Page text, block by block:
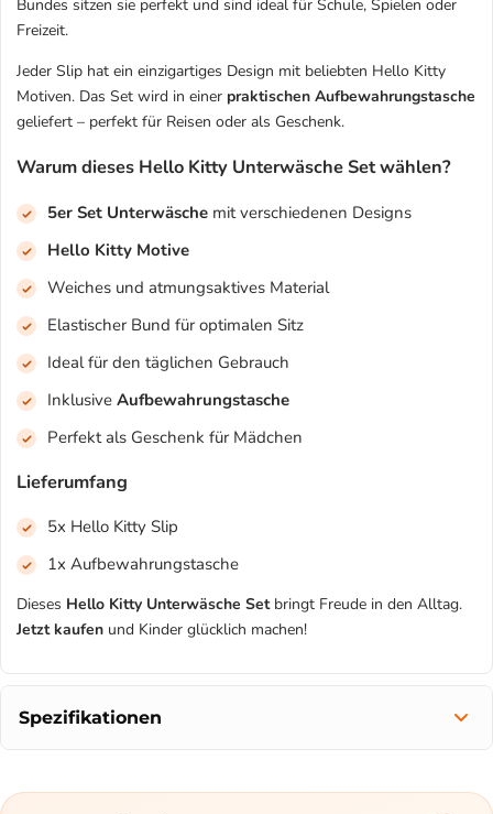
Bundes sitzen sie perfekt und sind ideal für Schule, Spielen oder
Freizeit.
Jeder Slip hat ein einzigartiges Design mit beliebten Hello Kitty
Motiven. Das Set wird in einer praktischen Aufbewahrungstasche
geliefert – perfekt für Reisen oder als Geschenk.
Warum dieses Hello Kitty Unterwäsche Set wählen?
5er Set Unterwäsche mit verschiedenen Designs
Hello Kitty Motive
Weiches und atmungsaktives Material
Elastischer Bund für optimalen Sitz
Ideal für den täglichen Gebrauch
Inklusive Aufbewahrungstasche
Perfekt als Geschenk für Mädchen
Lieferumfang
5x Hello Kitty Slip
1x Aufbewahrungstasche
Dieses Hello Kitty Unterwäsche Setbringt Freude in den Alltag.
Jetzt kaufen und Kinder glücklich machen!
Spezifikationen